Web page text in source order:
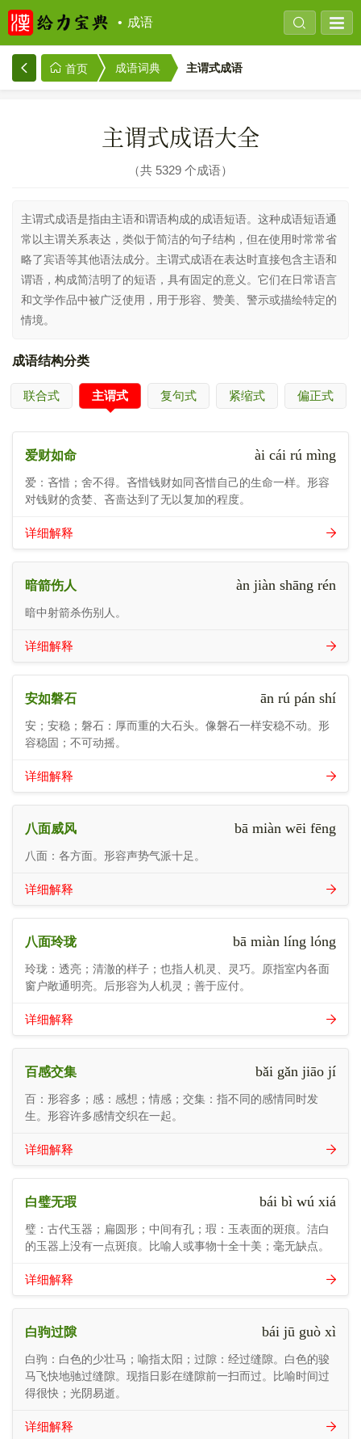
成语
首页 成语词典 主谓式成语
主谓式成语大全
共 5329 个成语
主谓式成语是指由主语和谓语构成的成语短语。这种成语短语通
常以主谓关系表达，类似于简洁的句子结构，但在使用时常常省
略了宾语等其他语法成分。主谓式成语在表达时直接包含主语和
谓语，构成简洁明了的短语，具有固定的意义。它们在日常语言
和文学作品中被广泛使用，用于形容、赞美、警示或描绘特定的
情境。
成语结构分类
联合式 主谓式 复句式 紧缩式 偏正式
爱财如命 ài cái rú mìng
爱：吝惜；舍不得。吝惜钱财如同吝惜自己的生命一样。形容
对钱财的贪婪、吝啬达到了无以复加的程度。
详细解释
暗箭伤人 àn jiàn shāng rén
暗中射箭杀伤别人。
详细解释
安如磐石 ān rú pán shí
安；安稳；磐石：厚而重的大石头。像磐石一样安稳不动。形
容稳固；不可动摇。
详细解释
八面威风 bā miàn wēi fēng
八面：各方面。形容声势气派十足。
详细解释
八面玲珑 bā miàn líng lóng
玲珑：透亮；清澈的样子；也指人机灵、灵巧。原指室内各面
窗户敞通明亮。后形容为人机灵；善于应付。
详细解释
百感交集 bǎi gǎn jiāo jí
百：形容多；感：感想；情感；交集：指不同的感情同时发
生。形容许多感情交织在一起。
详细解释
白璧无瑕 bái bì wú xiá
璧：古代玉器；扁圆形；中间有孔；瑕：玉表面的斑痕。洁白
的玉器上没有一点斑痕。比喻人或事物十全十美；毫无缺点。
详细解释
白驹过隙 bái jū guò xì
白驹：白色的少壮马；喻指太阳；过隙：经过缝隙。白色的骏
马飞快地驰过缝隙。现指日影在缝隙前一扫而过。比喻时间过
得很快；光阴易逝。
详细解释